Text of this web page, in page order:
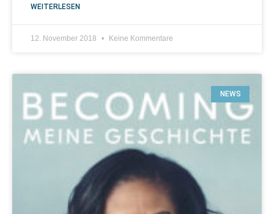
WEITERLESEN
12. November 2018 Keine Kommentare
NEWS